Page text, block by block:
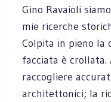
Gino Ravaioli
mie ricerche
Colpita in pieno la
facciata è crollata.
raccogliere
architettonici; la